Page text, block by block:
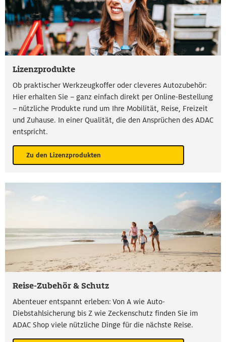
Lizenzprodukte
Ob praktischer Werkzeugkoffer oder cleveres Autozubehör:
Hier erhalten Sie – ganz einfach direkt per Online-Bestellung
– nützliche Produkte rund um Ihre Mobilität, Reise, Freizeit
und Zuhause. In einer Qualität, die den Ansprüchen des ADAC
entspricht.
Zu den Lizenzprodukten
Reise-Zubehör & Schutz
Abenteuer entspannt erleben: Von A wie Auto-
Diebstahlsicherung bis Z wie Zeckenschutz finden Sie im
ADAC Shop viele nützliche Dinge für die nächste Reise.